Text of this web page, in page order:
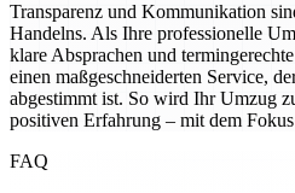
Transparenz und Kommunikation
Handelns. Als Ihre professionelle
klare Absprachen und
einen maßgeschneiderten Service,
abgestimmt ist. So wird Ihr Umzug
positiven Erfahrung – mit dem
FAQ